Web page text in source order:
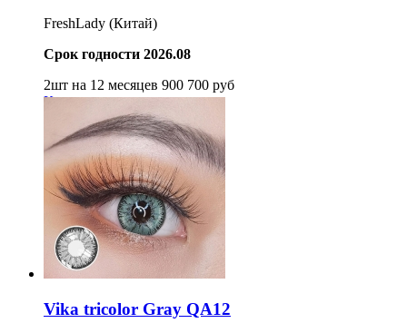
FreshLady (Китай)
Срок годности 2026.08
2шт на 12 месяцев 900 700 руб
Купить
Vika tricolor Gray QA12